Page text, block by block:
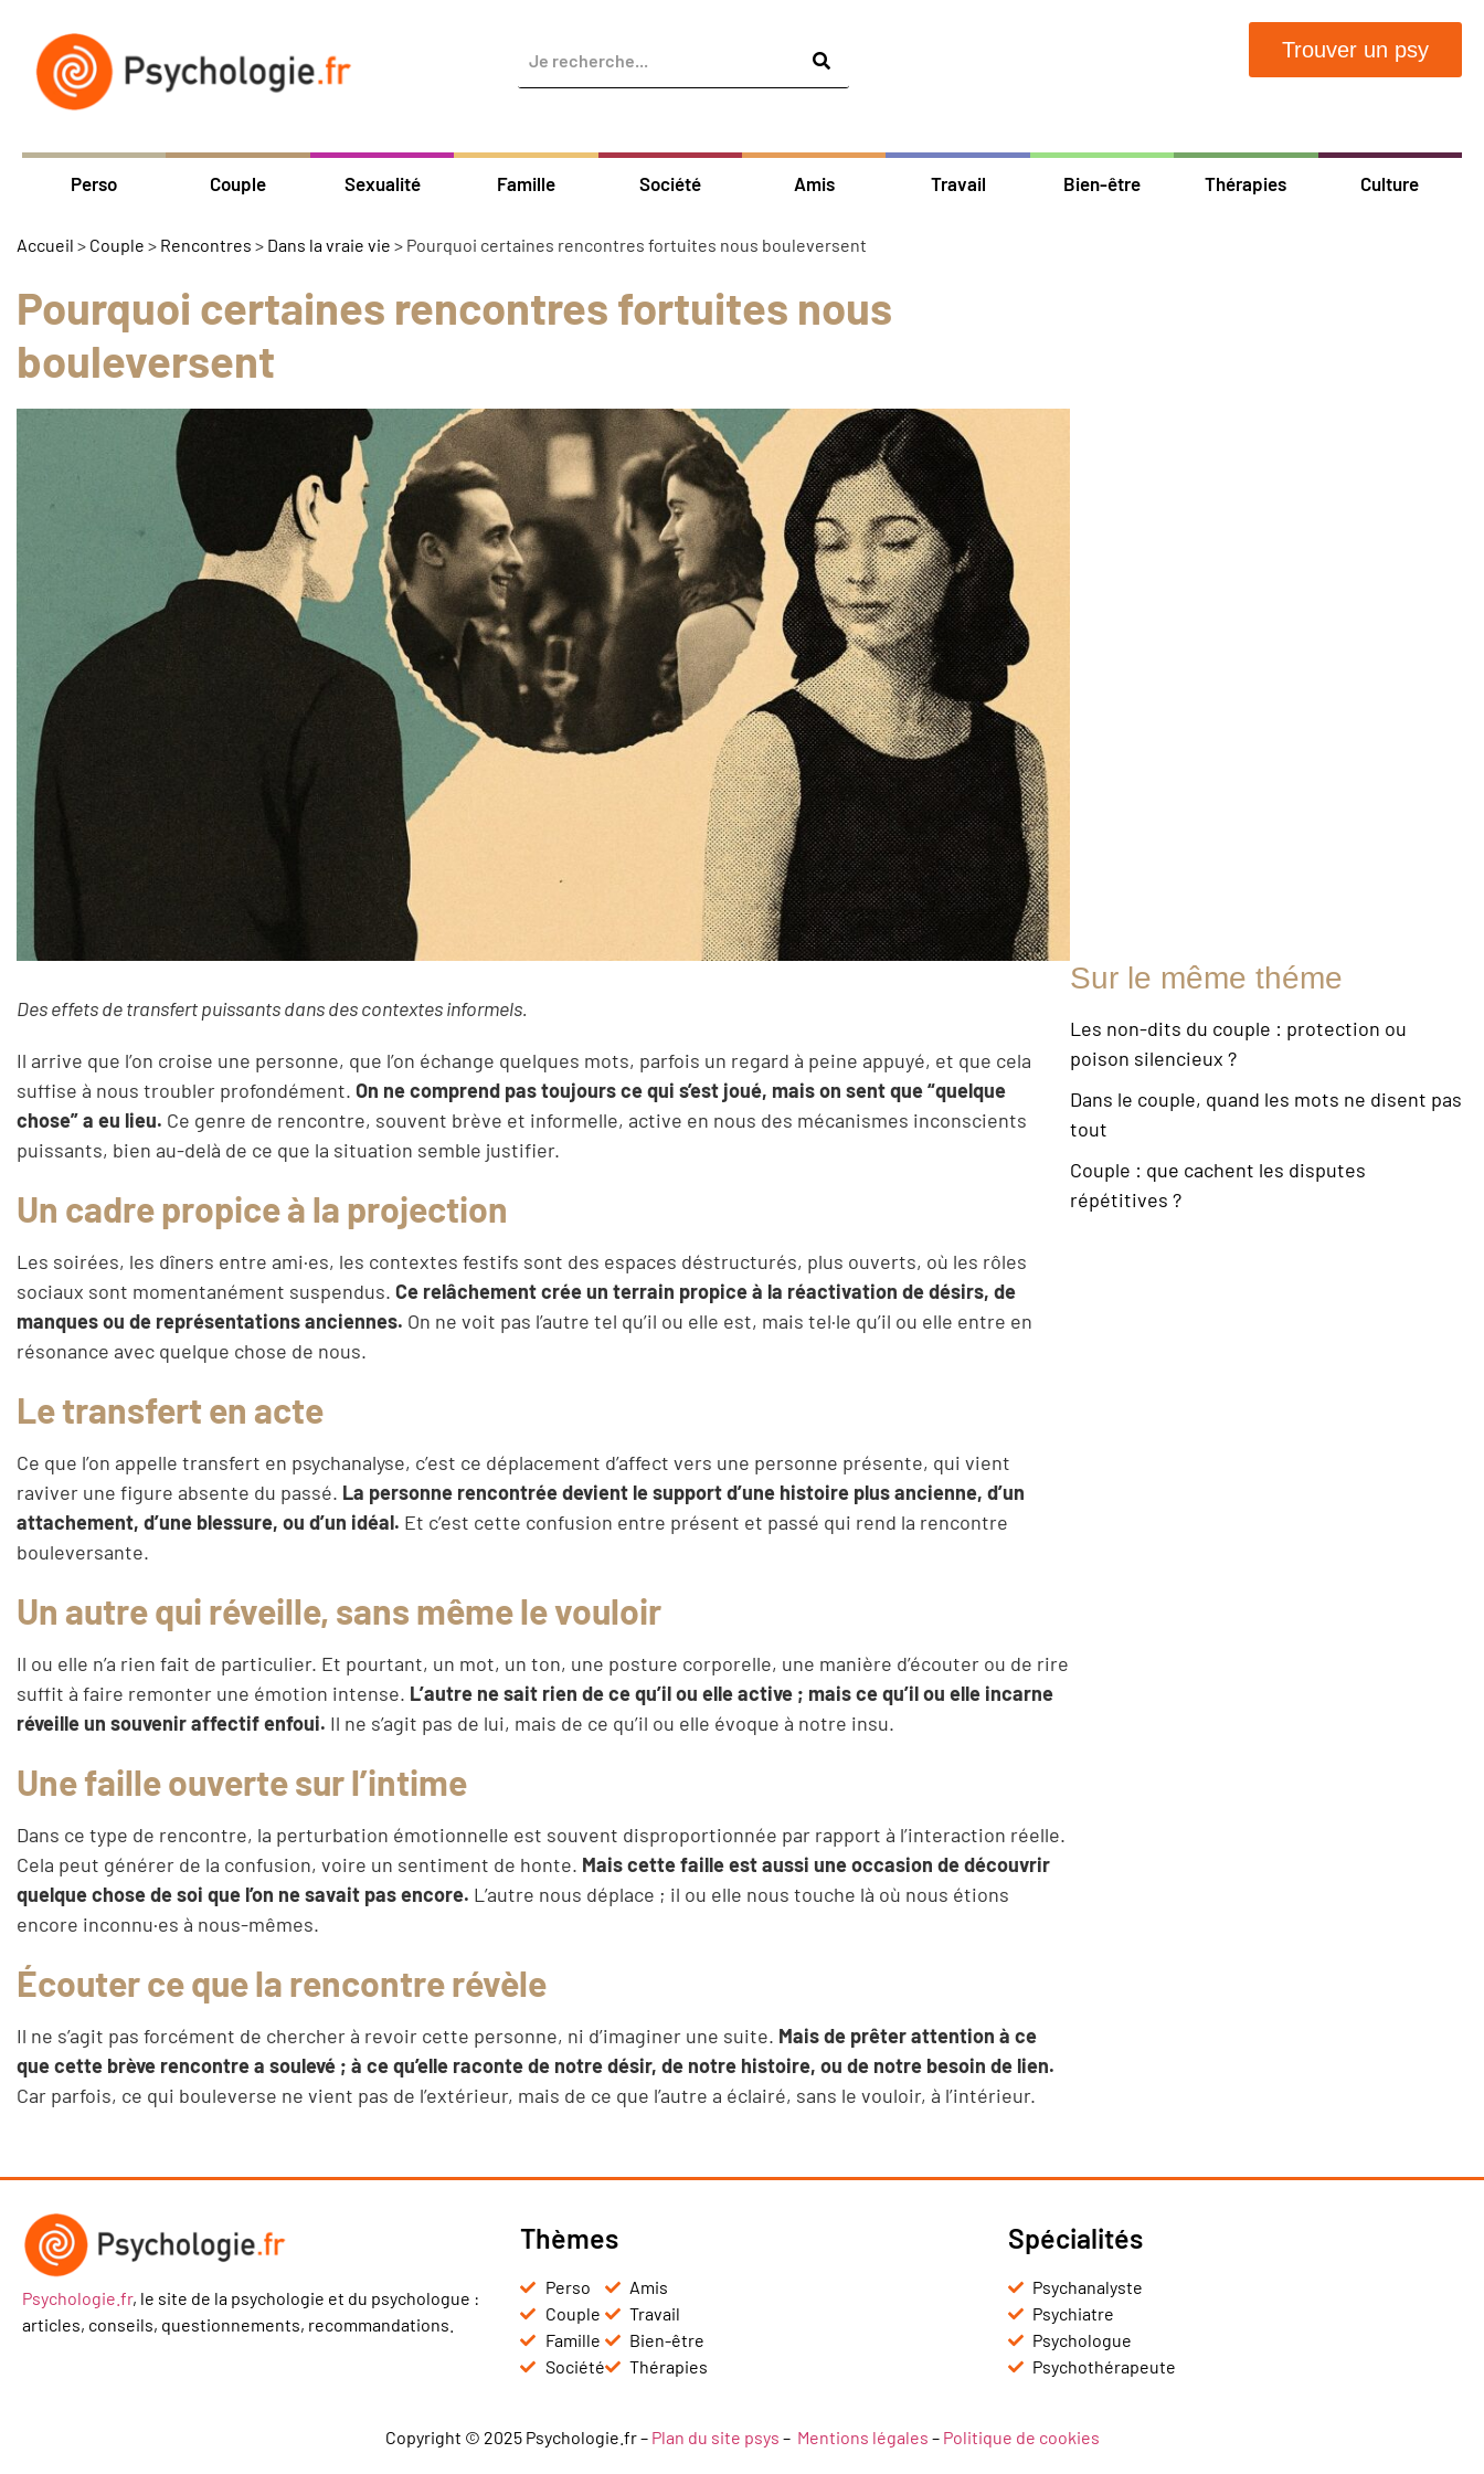
Trouver un psy
Perso Couple Sexualité Famille Société Amis Travail Bien-être Thérapies Culture
Accueil > Couple > Rencontres > Dans la vraie vie > Pourquoi certaines rencontres fortuites nous bouleversent
Pourquoi certaines rencontres fortuites nous
bouleversent
Des effets de transfert puissants dans des contextes informels.
Il arrive que l’on croise une personne, que l’on échange quelques mots, parfois un regard à peine appuyé, et que cela
suffise à nous troubler profondément. On ne comprend pas toujours ce qui s’est joué, mais on sent que “quelque
chose” a eu lieu. Ce genre de rencontre, souvent brève et informelle, active en nous des mécanismes inconscients
puissants, bien au-delà de ce que la situation semble justifier.
Un cadre propice à la projection
Les soirées, les dîners entre ami·es, les contextes festifs sont des espaces déstructurés, plus ouverts, où les rôles
sociaux sont momentanément suspendus. Ce relâchement crée un terrain propice à la réactivation de désirs, de
manques ou de représentations anciennes. On ne voit pas l’autre tel qu’il ou elle est, mais tel·le qu’il ou elle entre en
résonance avec quelque chose de nous.
Le transfert en acte
Ce que l’on appelle transfert en psychanalyse, c’est ce déplacement d’affect vers une personne présente, qui vient
raviver une figure absente du passé. La personne rencontrée devient le support d’une histoire plus ancienne, d’un
attachement, d’une blessure, ou d’un idéal. Et c’est cette confusion entre présent et passé qui rend la rencontre
bouleversante.
Un autre qui réveille, sans même le vouloir
Il ou elle n’a rien fait de particulier. Et pourtant, un mot, un ton, une posture corporelle, une manière d’écouter ou de rire
suffit à faire remonter une émotion intense. L’autre ne sait rien de ce qu’il ou elle active ; mais ce qu’il ou elle incarne
réveille un souvenir affectif enfoui. Il ne s’agit pas de lui, mais de ce qu’il ou elle évoque à notre insu.
Une faille ouverte sur l’intime
Dans ce type de rencontre, la perturbation émotionnelle est souvent disproportionnée par rapport à l’interaction réelle.
Cela peut générer de la confusion, voire un sentiment de honte. Mais cette faille est aussi une occasion de découvrir
quelque chose de soi que l’on ne savait pas encore. L’autre nous déplace ; il ou elle nous touche là où nous étions
encore inconnu·es à nous-mêmes.
Écouter ce que la rencontre révèle
Il ne s’agit pas forcément de chercher à revoir cette personne, ni d’imaginer une suite. Mais de prêter attention à ce
que cette brève rencontre a soulevé ; à ce qu’elle raconte de notre désir, de notre histoire, ou de notre besoin de lien.
Car parfois, ce qui bouleverse ne vient pas de l’extérieur, mais de ce que l’autre a éclairé, sans le vouloir, à l’intérieur.
Sur le même théme
Les non-dits du couple : protection ou
poison silencieux ?
Dans le couple, quand les mots ne disent pas
tout
Couple : que cachent les disputes
répétitives ?
Psychologie.fr, le site de la psychologie et du psychologue :
articles, conseils, questionnements, recommandations.
Thèmes
Perso
Couple
Famille
Société
Amis
Travail
Bien-être
Thérapies
Spécialités
Psychanalyste
Psychiatre
Psychologue
Psychothérapeute
Copyright © 2025 Psychologie.fr – Plan du site psys – Mentions légales – Politique de cookies